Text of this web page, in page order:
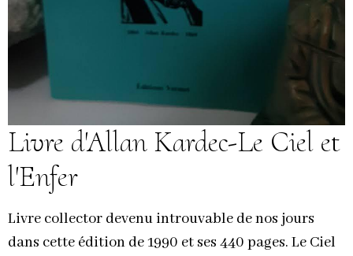
Livre d'Allan Kardec-Le Ciel et
l'Enfer
Livre collector devenu introuvable de nos jours
dans cette édition de 1990 et ses 440 pages. Le Ciel